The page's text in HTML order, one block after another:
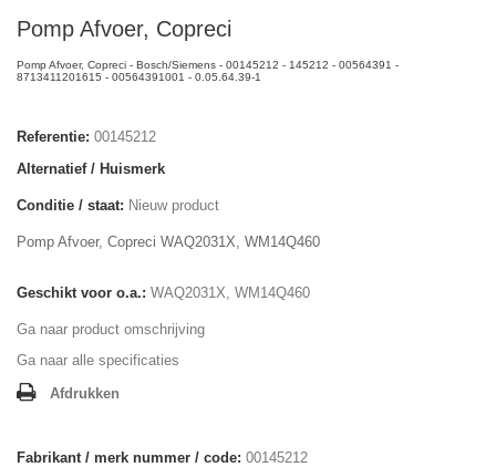
Pomp Afvoer, Copreci
Pomp Afvoer, Copreci - Bosch/Siemens - 00145212 - 145212 - 00564391 -
8713411201615 - 00564391001 - 0.05.64.39-1
Referentie: 00145212
Alternatief / Huismerk
Conditie / staat: Nieuw product
Pomp Afvoer, Copreci WAQ2031X, WM14Q460
Geschikt voor o.a.: WAQ2031X, WM14Q460
Ga naar product omschrijving
Ga naar alle specificaties
Afdrukken
Fabrikant / merk nummer / code: 00145212